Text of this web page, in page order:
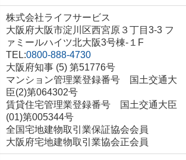
株式会社ライフサービス
大阪府大阪市淀川区西宮原３丁目3-3 フ
ァミールハイツ北大阪3号棟-１F
TEL:0800-888-4730
大阪府知事 (5) 第51776号
マンション管理業登録番号 国土交通大
臣(2)第064302号
賃貸住宅管理業登録番号 国土交通大臣
(01)第005344号
全国宅地建物取引業保証協会会員
大阪府宅地建物取引業協会正会員